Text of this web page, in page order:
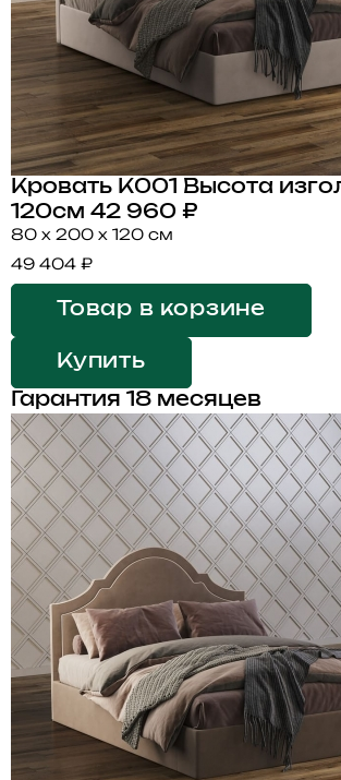
Кровать K001 Высота
120см 42 960 ₽
80 x 200 x 120 см
49 404 ₽
Товар в корзине
Купить
Гарантия 18 месяцев